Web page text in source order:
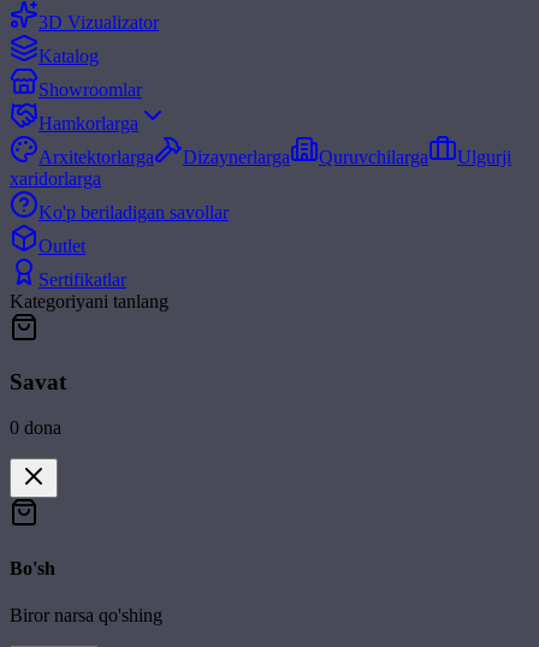
3D Vizualizator
Katalog
Showroomlar
Hamkorlarga
Arxitektorlarga
Dizaynerlarga Quruvchilarga
Ulgurji
xaridorlarga
Ko'p beriladigan savollar
Outlet
Sertifikatlar
Kategoriyani tanlang
Savat
0 dona
Bo'sh
Biror narsa qo'shing